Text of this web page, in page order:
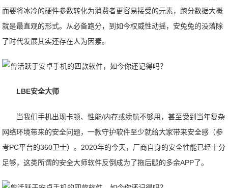
而要将冰冷的硬件参数转化为消费者更容易接受的元素，跑分数据大概
就是最直观的形式。从必备跑分，到如今权威性动摇，安兔兔的没落除
了时代发展其实还存在人为因素。
LBE安全大师
当我们手机出现卡顿、性能/内存或续航不够用，甚至受到当年复杂
网络环境带来的安全问题，一款守护软件至少就给大家带来安全感（参
考PC平台的360卫士）。2020年的今天，厂商自身的安全性能已经十分
足够，这类所谓的安全大师软件反倒成为了拖后腿的多余APP了。